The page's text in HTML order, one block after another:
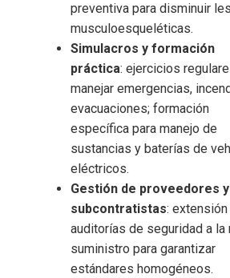
preventiva para disminuir
musculoesqueléticas.
Simulacros y formación
práctica: ejercicios
manejar emergencias,
evacuaciones; formación
específica para manejo de
sustancias y baterías de
eléctricos.
Gestión de proveedores y
subcontratistas: extensión
auditorías de seguridad a la
suministro para garantizar
estándares homogéneos.